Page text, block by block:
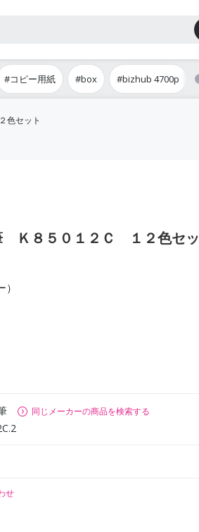
#コピー用紙 #box #bizhub 4700p
セット
Ｋ８５０１２Ｃ １２色セッ
同じメーカーの商品を検索する
せ